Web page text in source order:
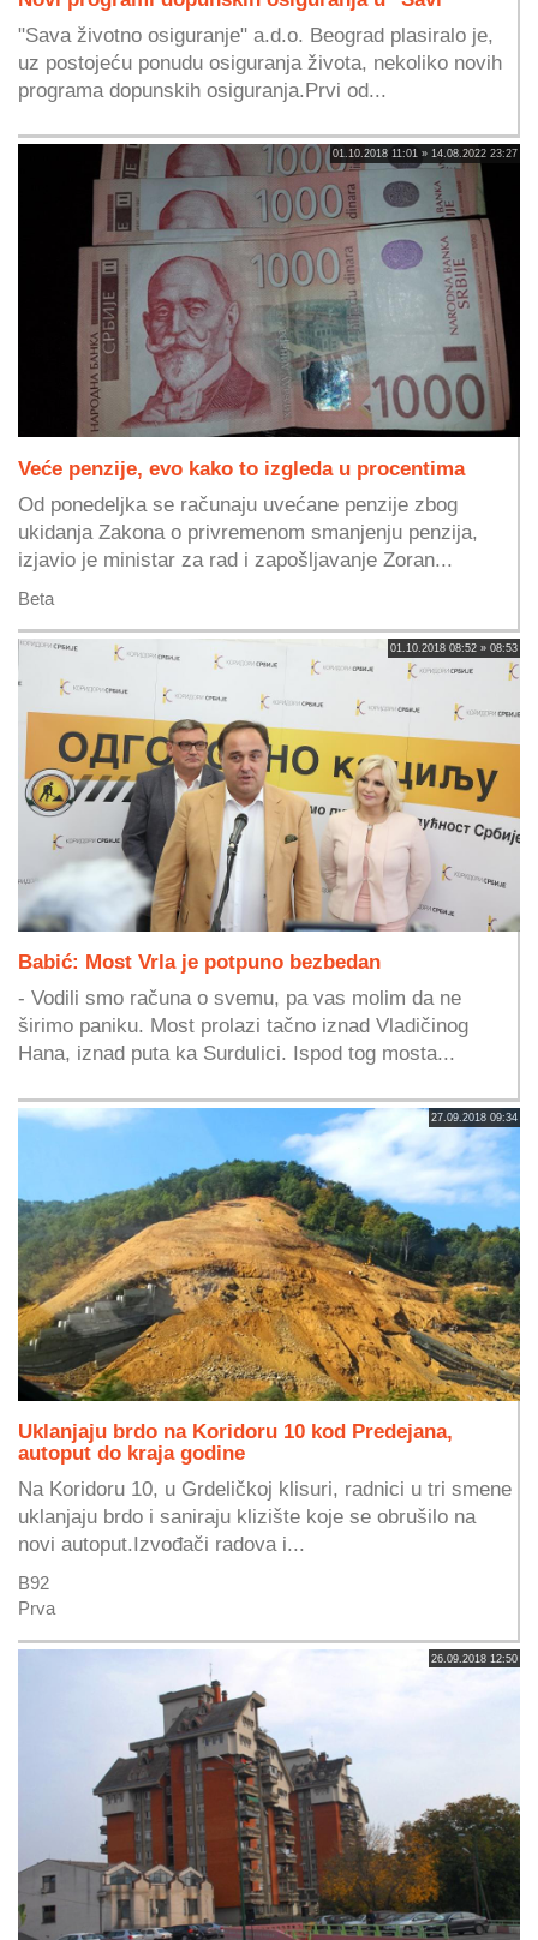
"Sava životno osiguranje" a.d.o. Beograd plasiralo je,
uz postojeću ponudu osiguranja života, nekoliko novih
programa dopunskih osiguranja.Prvi od...
01.10.2018 11:01 » 14.08.2022 23:27
Veće penzije, evo kako to izgleda u procentima
Od ponedeljka se računaju uvećane penzije zbog
ukidanja Zakona o privremenom smanjenju penzija,
izjavio je ministar za rad i zapošljavanje Zoran...
Beta
01.10.2018 08:52 » 08:53
Babić: Most Vrla je potpuno bezbedan
- Vodili smo računa o svemu, pa vas molim da ne
širimo paniku. Most prolazi tačno iznad Vladičinog
Hana, iznad puta ka Surdulici. Ispod tog mosta...
27.09.2018 09:34
Uklanjaju brdo na Koridoru 10 kod Predejana,
autoput do kraja godine
Na Koridoru 10, u Grdeličkoj klisuri, radnici u tri smene
uklanjaju brdo i saniraju klizište koje se obrušilo na
novi autoput.Izvođači radova i...
B92
Prva
26.09.2018 12:50